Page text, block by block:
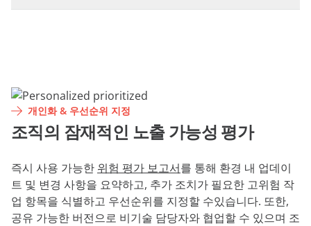
개인화 & 우선순위 지정
조직의 잠재적인 노출 가능성 평가
즉시 사용 가능한 위험 평가 보고서를 통해 환경 내 업데이
트 및 변경 사항을 요약하고, 추가 조치가 필요한 고위험 작
업 항목을 식별하고 우선순위를 지정할 수있습니다. 또한,
공유 가능한 버전으로 비기술 담당자와 협업할 수 있으며 조